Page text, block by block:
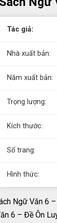
Tác giả:
Nhà xuất bản:
Năm xuất bản:
Trọng lượng:
Kích thước:
Số trang:
Hình thức:
Ngữ Văn 6 –
6 – Đề Ôn